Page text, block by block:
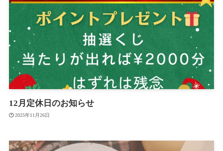
12月定休日のお知らせ
2025年11月26日